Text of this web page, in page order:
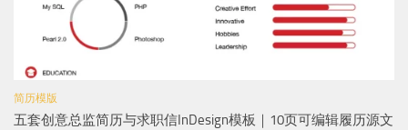
简历模版
五套创意总监简历与求职信InDesign模板｜10页可编辑履历源文